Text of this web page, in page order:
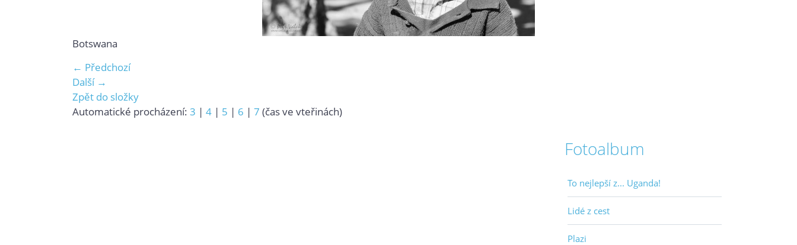
Botswana
← Předchozí
Další →
Zpět do složky
Automatické procházení: 3 | 4 | 5 | 6 | 7 (čas ve vteřinách)
Fotoalbum
To nejlepší z... Uganda!
Lidé z cest
Plazi